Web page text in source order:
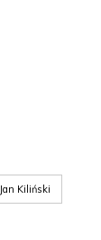
Jan Kiliński